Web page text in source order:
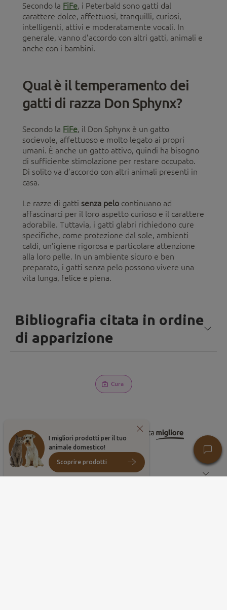
Secondo la FiFe, i Peterbald sono gatti dal
carattere dolce, affettuosi, tranquilli, curiosi,
intelligenti, attivi e moderatamente vocali. In
generale, vanno d’accordo con altri gatti, animali e
anche con i bambini.
Qual è il temperamento dei
gatti di razza Don Sphynx?
Secondo la FiFe, il Don Sphynx è un gatto
socievole, affettuoso e molto legato ai propri
umani. È anche un gatto attivo, quindi ha bisogno
di sufficiente stimolazione per restare occupato.
Di solito va d’accordo con altri animali presenti in
casa.
Le razze di gatti senza pelo continuano ad
affascinarci per il loro aspetto curioso e il carattere
adorabile. Tuttavia, i gatti glabri richiedono cure
specifiche, come protezione dal sole, ambienti
caldi, un’igiene rigorosa e particolare attenzione
alla loro pelle. In un ambiente sicuro e ben
preparato, i gatti senza pelo possono vivere una
vita lunga, felice e piena.
Bibliografia citata in ordine
di apparizione
Cura
I migliori prodotti per il tuo
animale domestico!
Scoprire prodotti
CONSIGLI PER CANE